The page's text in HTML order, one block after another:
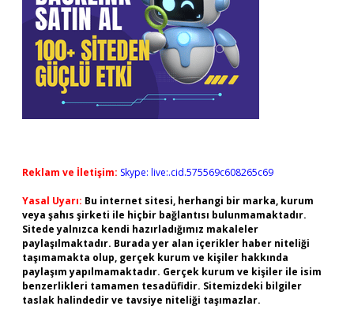
Reklam ve İletişim: Skype: live:.cid.575569c608265c69
Yasal Uyarı: Bu internet sitesi, herhangi bir marka, kurum
veya şahıs şirketi ile hiçbir bağlantısı bulunmamaktadır.
Sitede yalnızca kendi hazırladığımız makaleler
paylaşılmaktadır. Burada yer alan içerikler haber niteliği
taşımamakta olup, gerçek kurum ve kişiler hakkında
paylaşım yapılmamaktadır. Gerçek kurum ve kişiler ile isim
benzerlikleri tamamen tesadüfidir. Sitemizdeki bilgiler
taslak halindedir ve tavsiye niteliği taşımazlar.